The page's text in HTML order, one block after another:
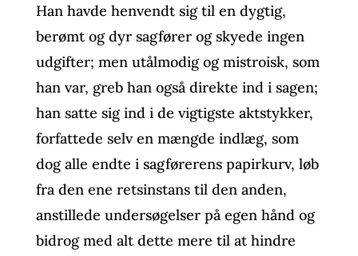
Han havde henvendt sig til en dygtig,
berømt og dyr sagfører og skyede ingen
udgifter; men utålmodig og mistroisk, som
han var, greb han også direkte ind i sagen;
han satte sig ind i de vigtigste aktstykker,
forfattede selv en mængde indlæg, som
dog alle endte i sagførerens papirkurv, løb
fra den ene retsinstans til den anden,
anstillede undersøgelser på egen hånd og
bidrog med alt dette mere til at hindre